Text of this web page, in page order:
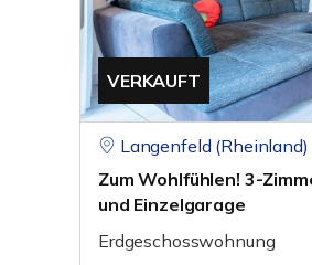
VERKAUFT
Langenfeld (Rheinland)
Zum Wohlfühlen! 3-
und Einzelgarage
Erdgeschosswohnung